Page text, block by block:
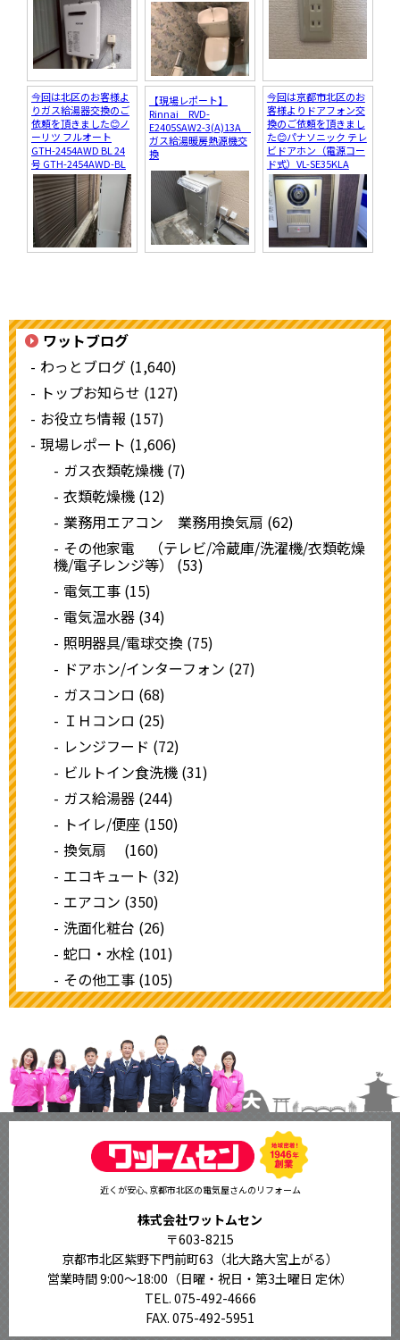
今回は北区のお客様よ
りガス給湯器交換のご
依頼を頂きました😊ノ
ーリツ フルオート
GTH-2454AWD BL 24
号 GTH-2454AWD-BL
【現場レポート】
Rinnai RVD-
E2405SAW2-3(A)13A
ガス給湯暖房熱源機交
換
今回は京都市北区のお
客様よりドアフォン交
換のご依頼を頂きまし
た😊パナソニック テレ
ビドアホン（電源コー
ド式）VL-SE35KLA
ワットブログ
わっとブログ (1,640)
トップお知らせ (127)
お役立ち情報 (157)
現場レポート (1,606)
ガス衣類乾燥機 (7)
衣類乾燥機 (12)
業務用エアコン 業務用換気扇 (62)
その他家電 （テレビ/冷蔵庫/洗濯機/衣類乾燥
機/電子レンジ等） (53)
電気工事 (15)
電気温水器 (34)
照明器具/電球交換 (75)
ドアホン/インターフォン (27)
ガスコンロ (68)
ＩＨコンロ (25)
レンジフード (72)
ビルトイン食洗機 (31)
ガス給湯器 (244)
トイレ/便座 (150)
換気扇 (160)
エコキュート (32)
エアコン (350)
洗面化粧台 (26)
蛇口・水栓 (101)
その他工事 (105)
近くが安心､京都市北区の電気屋さんのリフォーム
株式会社ワットムセン
〒603-8215
京都市北区紫野下門前町63（北大路大宮上がる）
営業時間 9:00〜18:00 （日曜・祝日・第3土曜日 定休）
TEL. 075-492-4666
FAX. 075-492-5951